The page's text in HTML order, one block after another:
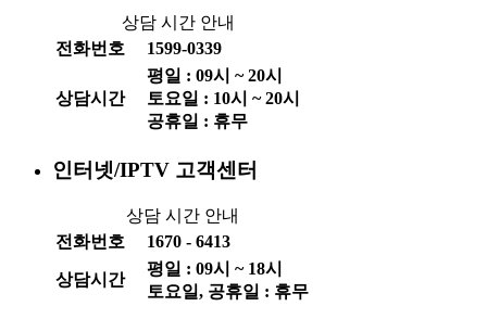
상담 시간 안내
전화번호
1599-0339
상담시간
평일 : 09시 ~20시
토요일 : 10시 ~20시
공휴일 : 휴무
인터넷/IPTV 고객센터
상담 시간 안내
전화번호
1670 - 6413
상담시간
평일 : 09시 ~ 18시
토요일, 공휴일 : 휴무